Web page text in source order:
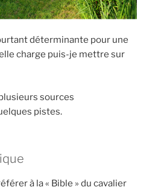
déterminante pour une
charge puis-je mettre sur
sources
pistes.
à la « Bible » du cavalier